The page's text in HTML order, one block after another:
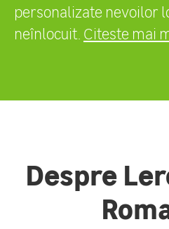
personalizate nevoilor
neînlocuit. Citeste mai
Despre